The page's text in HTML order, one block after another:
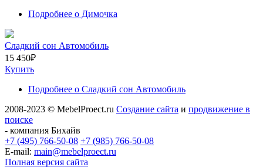
Подробнее о Димочка
Сладкий сон Автомобиль
15 450₽
Купить
Подробнее о Сладкий сон Автомобиль
2008-2023 © MebelProect.ru Создание сайта и продвижение в
поиске
- компания Бихайв
+7 (495) 766-50-08 +7 (985) 766-50-08
E-mail: main@mebelproect.ru
Полная версия сайта